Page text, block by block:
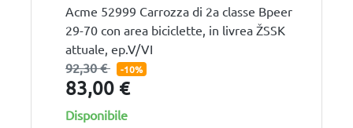
Acme 52999 Carrozza di 2a classe Bpeer
29-70 con area biciclette, in livrea ŽSSK
attuale, ep.V/VI
92,30 €
-10%
83,00 €
Disponibile